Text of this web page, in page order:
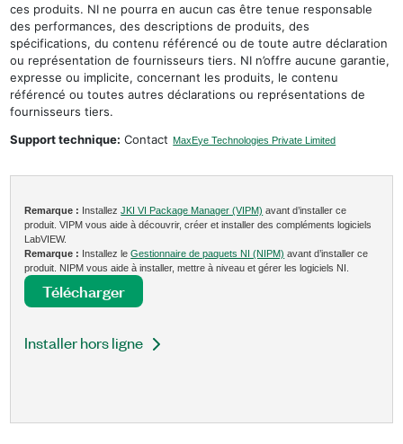
ces produits. NI ne pourra en aucun cas être tenue responsable
des performances, des descriptions de produits, des
spécifications, du contenu référencé ou de toute autre déclaration
ou représentation de fournisseurs tiers. NI n’offre aucune garantie,
expresse ou implicite, concernant les produits, le contenu
référencé ou toutes autres déclarations ou représentations de
fournisseurs tiers.
Support technique: Contact MaxEye Technologies Private Limited
Remarque : InstallezJKI VI Package Manager (VIPM) avant d’installer ce
produit. VIPM vous aide à découvrir, créer et installer des compléments logiciels
LabVIEW.
Remarque : Installez leGestionnaire de paquets NI (NIPM) avant d’installer ce
produit. NIPM vous aide à installer, mettre à niveau et gérer les logiciels NI.
Télécharger
Installer hors ligne